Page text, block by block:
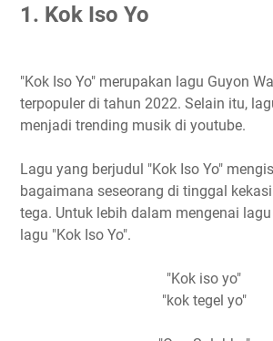
3. Pisah
6. Ajur Mumur
7. Perlahan
9. Lungaku
10. Takkan Kembali
11. Penak Konco
1. Kok Iso Yo
"Kok Iso Yo" merupakan lagu Guyon
terpopuler di tahun 2022. Selain itu,
menjadi trending musik di youtube.
Lagu yang berjudul "Kok Iso Yo"
bagaimana seseorang di tinggal
tega. Untuk lebih dalam mengenai
lagu "Kok Iso Yo".
"Kok iso yo"
"kok tegel yo"